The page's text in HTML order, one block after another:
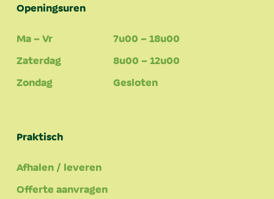
Openingsuren
Ma – Vr
7u00 – 18u00
Zaterdag
8u00 – 12u00
Zondag
Gesloten
Praktisch
Afhalen / leveren
Offerte aanvragen